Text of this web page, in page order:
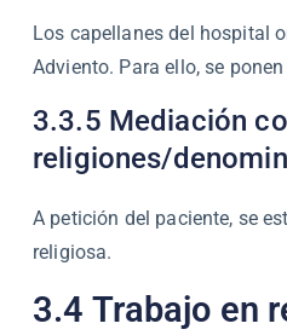
Los capellanes del hospital
Adviento. Para ello, se
3.3.5 Mediación
religiones/
A petición del paciente, se
religiosa.
3.4 Trabajo en